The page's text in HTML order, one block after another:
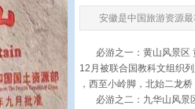
安徽是中国旅游资源
必游之一：黄山风景区
12月被联合国教科文组织
，西至小岭脚，北始二龙
必游之二：九华山风景区